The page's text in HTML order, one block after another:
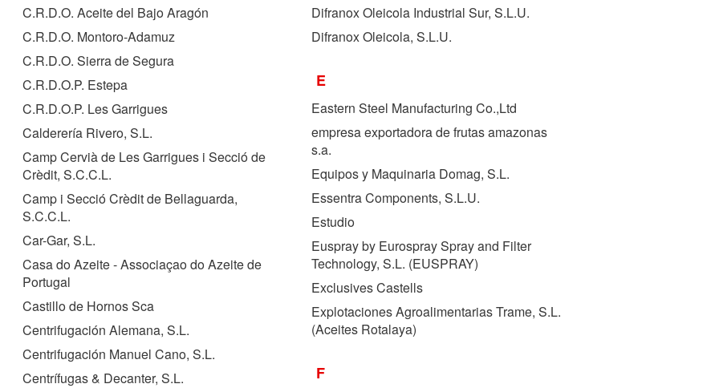
C.R.D.O. Aceite del Bajo Aragón
C.R.D.O. Montoro-Adamuz
C.R.D.O. Sierra de Segura
C.R.D.O.P. Estepa
C.R.D.O.P. Les Garrigues
Calderería Rivero, S.L.
Camp Cervià de Les Garrigues i Secció de
Crèdit, S.C.C.L.
Camp i Secció Crèdit de Bellaguarda,
S.C.C.L.
Car-Gar, S.L.
Casa do Azeite - Associaçao do Azeite de
Portugal
Castillo de Hornos Sca
Centrifugación Alemana, S.L.
Centrifugación Manuel Cano, S.L.
Centrífugas & Decanter, S.L.
Difranox Oleicola Industrial Sur, S.L.U.
Difranox Oleicola, S.L.U.
E
Eastern Steel Manufacturing Co.,Ltd
empresa exportadora de frutas amazonas
s.a.
Equipos y Maquinaria Domag, S.L.
Essentra Components, S.L.U.
Estudio
Euspray by Eurospray Spray and Filter
Technology, S.L. (EUSPRAY)
Exclusives Castells
Explotaciones Agroalimentarias Trame, S.L.
(Aceites Rotalaya)
F